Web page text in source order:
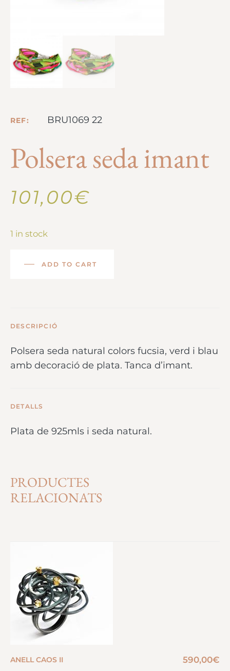
REF: BRU1069 22
Polsera seda imant
101,00€
1 in stock
ADD TO CART
DESCRIPCIÓ
Polsera seda natural colors fucsia, verd i blau
amb decoració de plata. Tanca d’imant.
DETALLS
Plata de 925mls i seda natural.
PRODUCTES
RELACIONATS
ANELL CAOS II 590,00€